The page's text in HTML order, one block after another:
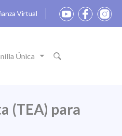
Virtual
Única
(TEA) para